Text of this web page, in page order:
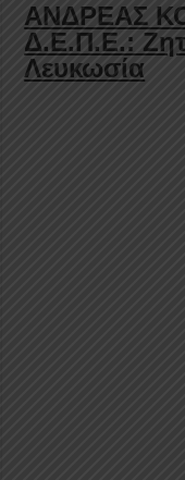
ΑΝΔΡΕΑΣ
Δ.Ε.Π.Ε.:
Λευκωσία